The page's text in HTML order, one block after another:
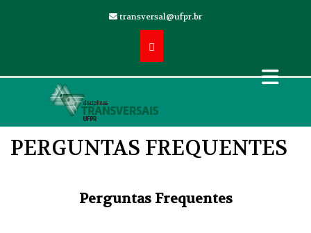
transversal@ufpr.br
PERGUNTAS FREQUENTES
Perguntas Frequentes